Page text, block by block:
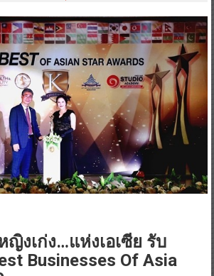
แต่ยังเตรียมพวกเขาให้พร้อมเป็นผู้กำหนด
อนาคต”